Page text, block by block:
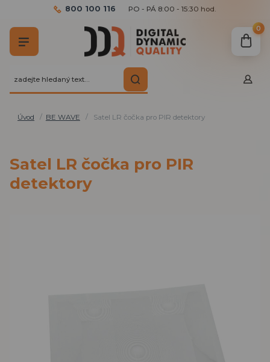
800 100 116 PO - PÁ 8:00 - 15:30 hod.
0
Úvod BE WAVE Satel LR čočka pro PIR detektory
Satel LR čočka pro PIR
detektory